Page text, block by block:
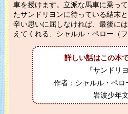
車を授けます。立派な馬車に乗っ
たサンドリヨンに待っている結末
辛い思いに屈しなければ、最後に
えてくれる、シャルル・ペロー（
詳しい話はこの本
『サンドリ
作者：シャルル・ペロ
岩波少年